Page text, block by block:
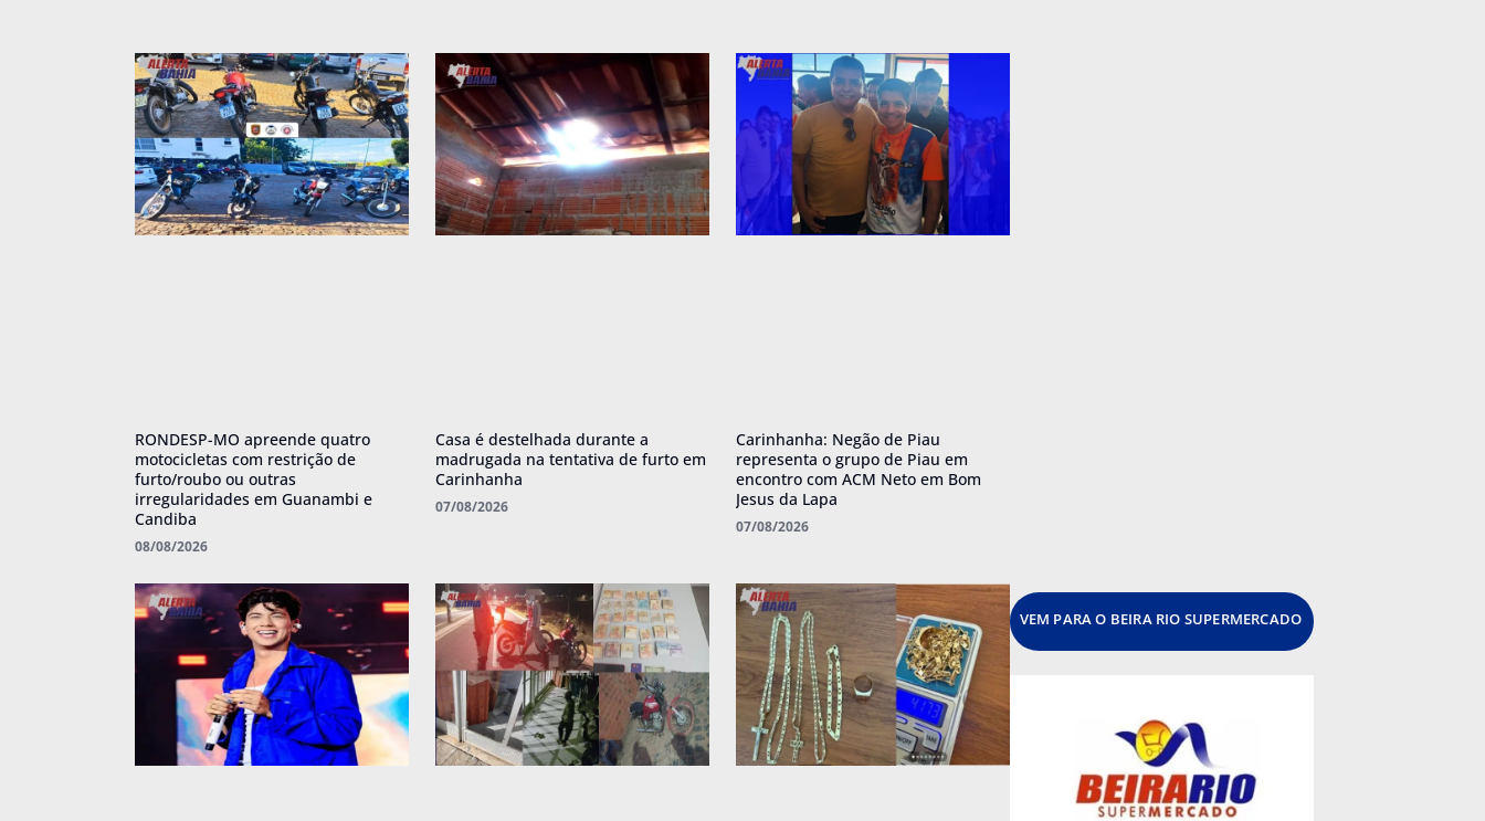
RONDESP-MO apreende quatro
motocicletas com restrição de
furto/roubo ou outras
irregularidades em Guanambi e
Candiba
08/08/2026
Casa é destelhada durante a
madrugada na tentativa de furto em
Carinhanha
07/08/2026
Carinhanha: Negão de Piau
representa o grupo de Piau em
encontro com ACM Neto em Bom
Jesus da Lapa
07/08/2026
VEM PARA O BEIRA RIO SUPERMERCADO